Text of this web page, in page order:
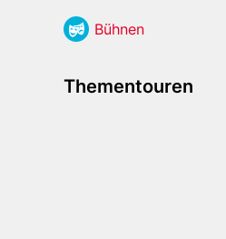
Büh­nen
Thementouren